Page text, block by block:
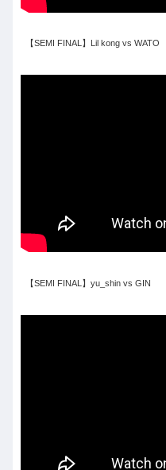
【SEMI FINAL】Lil kong vs WATO
【SEMI FINAL】yu_shin vs GIN